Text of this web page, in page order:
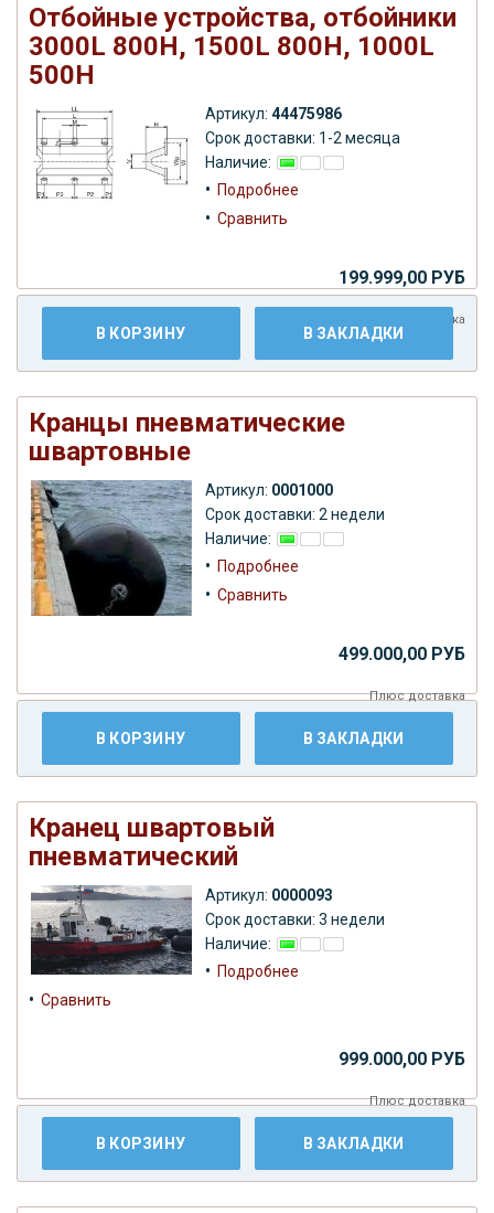
Отбойные устройства, отбойники
3000L 800H, 1500L 800H, 1000L
500H
Артикул: 44475986
Срок доставки: 1-2 месяца
Наличие:
• Подробнее
• Сравнить
199.999,00 РУБ
доставка
В КОРЗИНУ В ЗАКЛАДКИ
Кранцы пневматические
швартовные
Артикул: 0001000
Срок доставки: 2 недели
Наличие:
• Подробнее
• Сравнить
499.000,00 РУБ
Плюсдоставка
В КОРЗИНУ В ЗАКЛАДКИ
Кранец швартовый
пневматический
Артикул: 0000093
Срок доставки: 3 недели
Наличие:
• Подробнее
• Сравнить
999.000,00 РУБ
Плюсдоставка
В КОРЗИНУ В ЗАКЛАДКИ